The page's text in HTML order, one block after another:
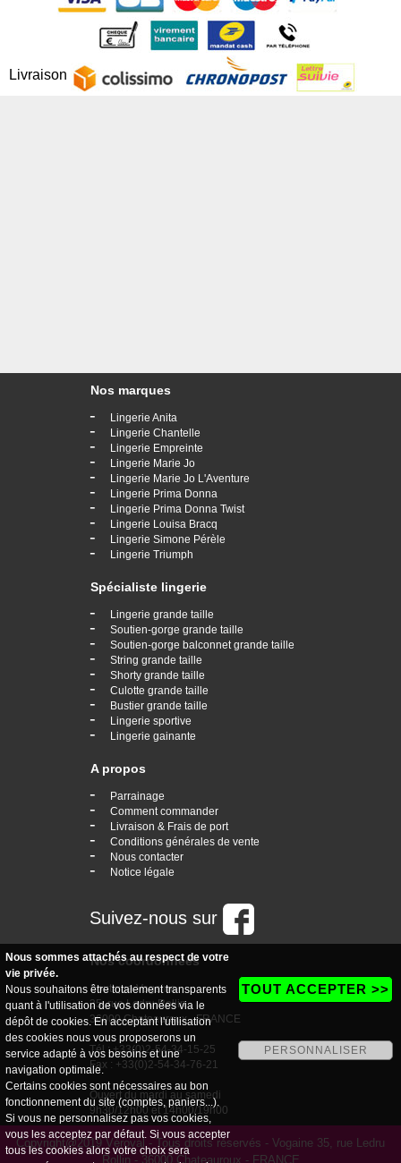
Livraison
Nos marques
- Lingerie Anita
- Lingerie Chantelle
- Lingerie Empreinte
- Lingerie Marie Jo
- Lingerie Marie Jo L'Aventure
- Lingerie Prima Donna
- Lingerie Prima Donna Twist
- Lingerie Louisa Bracq
- Lingerie Simone Pérèle
- Lingerie Triumph
Spécialiste lingerie
- Lingerie grande taille
- Soutien-gorge grande taille
- Soutien-gorge balconnet grande taille
- String grande taille
- Shorty grande taille
- Culotte grande taille
- Bustier grande taille
- Lingerie sportive
- Lingerie gainante
A propos
- Parrainage
- Comment commander
- Livraison & Frais de port
- Conditions générales de vente
- Nous contacter
- Notice légale
Suivez-nous sur
Nos coordonnées
boutique Vogaine
35, rue Ledru Rollin
36000 Chateauroux - FRANCE
Tél : +33(0)2-54-34-15-25
Fax : +33(0)2-54-34-76-21
Ouvert du mardi au samedi
9h30/12h00 et 14h00/19h00
Copyright@2019 Véroval - Tous droits réservés - Vogaine 35, rue Ledru
Rollin - 36000 Chateauroux - FRANCE
Nous sommes attachés au respect de votre
vie privée.
Nous souhaitons être totalement transparents
quant à l'utilisation de vos données via le
dépôt de cookies. En acceptant l'utilisation
des cookies nous vous proposerons un
service adapté à vos besoins et une
navigation optimale.
Certains cookies sont nécessaires au bon
fonctionnement du site (comptes, paniers...).
Si vous ne personnalisez pas vos cookies,
vous les acceptez par défaut. Si vous accepter
tous les cookies alors votre choix sera
TOUT ACCEPTER >>
PERSONNALISER